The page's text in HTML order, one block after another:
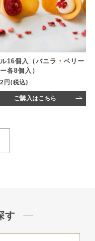
16個入（バニラ・ベリー
各8個入）
円(税込)
ご購入はこちら
す